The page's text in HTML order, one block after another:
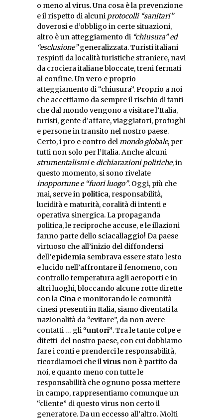
o meno al virus. Una cosa è la prevenzione
e il rispetto di alcuni protocolli “sanitari”
doverosi e d’obbligo in certe situazioni,
altro è un atteggiamento di “chiusura” ed
“esclusione”generalizzata. Turisti italiani
respinti da località turistiche straniere, navi
da crociera italiane bloccate, treni fermati
al confine. Un vero e proprio
atteggiamento di “chiusura”. Proprio a noi
che accettiamo da sempre il rischio di tanti
che dal mondo vengono a visitare l’Italia,
turisti, gente d’affare, viaggiatori, profughi
e persone in transito nel nostro paese.
Certo, i pro e contro delmondo globale, per
tutti non solo per l’Italia. Anche alcuni
strumentalismie dichiarazioni politiche, in
questo momento, si sono rivelate
inopportune e “fuori luogo”. Oggi, più che
mai, serve in politica, responsabilità,
lucidità e maturità, coralità di intenti e
operativa sinergica. La propaganda
politica, le reciproche accuse, e le illazioni
fanno parte dello sciacallaggio! Da paese
virtuoso che all’inizio del diffondersi
dell’epidemia sembrava essere stato lesto
e lucido nell’affrontare il fenomeno, con
controllo temperatura agli aeroporti e in
altri luoghi, bloccando alcune rotte dirette
con la Cina e monitorando le comunità
cinesi presenti in Italia, siamo diventati la
nazionalità da “evitare”, da non avere
contatti … gli“untori”. Tra le tante colpe e
difetti del nostro paese, con cui dobbiamo
fare i conti e prenderci le responsabilità,
ricordiamoci che ilvirus non è partito da
noi, e quanto meno con tutte le
responsabilità che ognuno possa mettere
in campo, rappresentiamo comunque un
“cliente” di questo virus non certo il
generatore. Da un eccesso all’altro. Molti